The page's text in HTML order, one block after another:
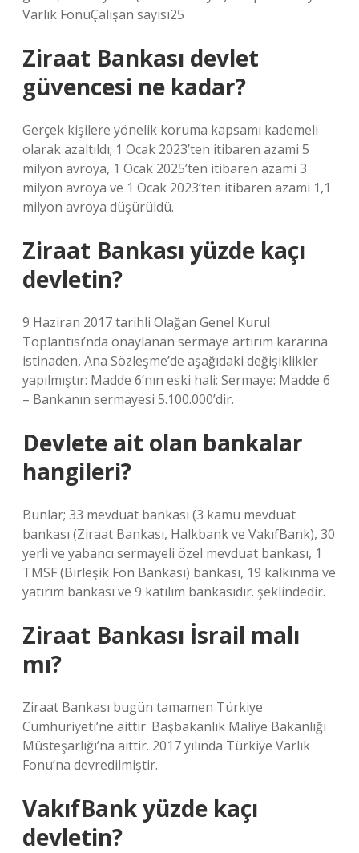
Varlık FonuÇalışan sayısı25
Ziraat Bankası devlet
güvencesi ne kadar?
Gerçek kişilere yönelik koruma kapsamı kademeli
olarak azaltıldı; 1 Ocak 2023’ten itibaren azami 5
milyon avroya, 1 Ocak 2025’ten itibaren azami 3
milyon avroya ve 1 Ocak 2023’ten itibaren azami 1,1
milyon avroya düşürüldü.
Ziraat Bankası yüzde kaçı
devletin?
9 Haziran 2017 tarihli Olağan Genel Kurul
Toplantısı’nda onaylanan sermaye artırım kararına
istinaden, Ana Sözleşme’de aşağıdaki değişiklikler
yapılmıştır: Madde 6’nın eski hali: Sermaye: Madde 6
– Bankanın sermayesi 5.100.000’dir.
Devlete ait olan bankalar
hangileri?
Bunlar; 33 mevduat bankası (3 kamu mevduat
bankası (Ziraat Bankası, Halkbank ve VakıfBank), 30
yerli ve yabancı sermayeli özel mevduat bankası, 1
TMSF (Birleşik Fon Bankası) bankası, 19 kalkınma ve
yatırım bankası ve 9 katılım bankasıdır. şeklindedir.
Ziraat Bankası İsrail malı
mı?
Ziraat Bankası bugün tamamen Türkiye
Cumhuriyeti’ne aittir. Başbakanlık Maliye Bakanlığı
Müsteşarlığı’na aittir. 2017 yılında Türkiye Varlık
Fonu’na devredilmiştir.
VakıfBank yüzde kaçı
devletin?